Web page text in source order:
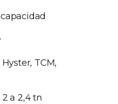
TCM,
a 2,4 tn